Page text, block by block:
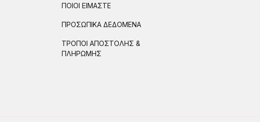
ΠΟΙΟΙ ΕΙΜΑΣΤΕ
ΠΡΟΣΩΠΙΚΑ ΔΕΔΟΜΕΝΑ
ΤΡΟΠΟΙ ΑΠΟΣΤΟΛΗΣ &
ΠΛΗΡΩΜΗΣ